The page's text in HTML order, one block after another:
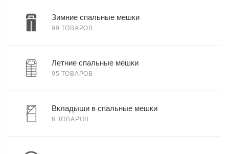
Зимние спальные мешки
99 ТОВАРОВ
Летние спальные мешки
95 ТОВАРОВ
Вкладыши в спальные мешки
6 ТОВАРОВ